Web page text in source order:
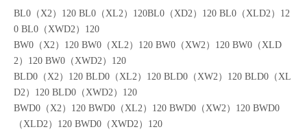
B6（x9）390 b7（x10）450 b8（x11）550 b9（x12）650
BL0（X2）120 BL0（XL2）120BL0（XD2）120 BL0（XLD2）12
0 BL0（XWD2）120
BW0（X2）120 BW0（XL2）120 BW0（XW2）120 BW0（XLD
2）120 BW0（XWD2）120
BLD0（X2）120 BLD0（XL2）120 BLD0（XW2）120 BLD0（XL
D2）120 BLD0（XWD2）120